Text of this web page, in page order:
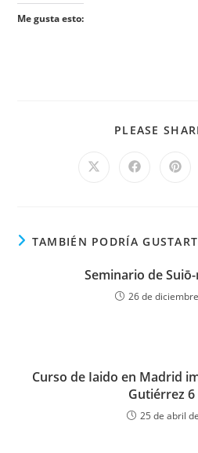
Me gusta esto:
PLEASE
TAMBIÉN PODRÍA
Seminario de
26 de
Curso de Iaido en Madrid
Gutiérrez 6
25 de abril